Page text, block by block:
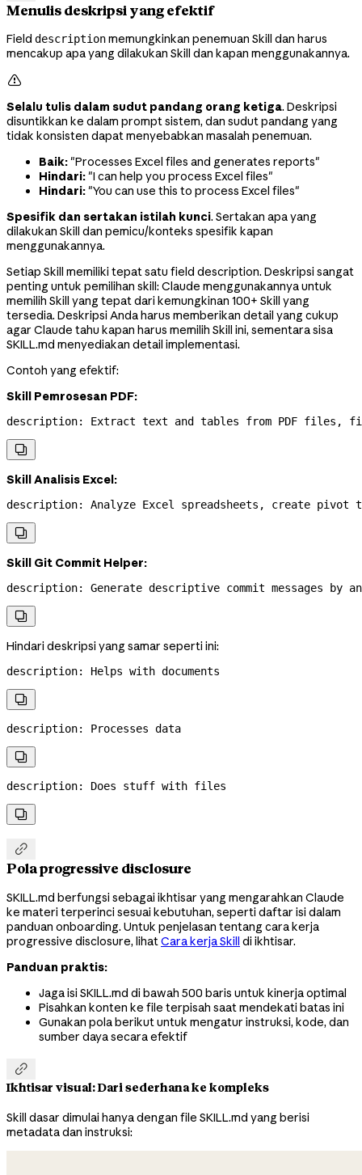
Menulis deskripsi yang efektif
Field descriptionmemungkinkan penemuan Skill dan harus
mencakup apa yang dilakukan Skill dan kapan menggunakannya.

Selalu tulis dalam sudut pandang orang ketiga. Deskripsi
disuntikkan ke dalam prompt sistem, dan sudut pandang yang
tidak konsisten dapat menyebabkan masalah penemuan.
Baik:"Processes Excel files and generates reports"
Hindari:"I can help you process Excel files"
Hindari:"You can use this to process Excel files"
Spesifik dan sertakan istilah kunci. Sertakan apa yang
dilakukan Skill dan pemicu/konteks spesifik kapan
menggunakannya.
Setiap Skill memiliki tepat satu field description. Deskripsi sangat
penting untuk pemilihan skill: Claude menggunakannya untuk
memilih Skill yang tepat dari kemungkinan 100+ Skill yang
tersedia. Deskripsi Anda harus memberikan detail yang cukup
agar Claude tahu kapan harus memilih Skill ini, sementara sisa
SKILL.md menyediakan detail implementasi.
Contoh yang efektif:
Skill Pemrosesan PDF:
description: Extract text and tables from PDF files, fill

Skill Analisis Excel:
description: Analyze Excel spreadsheets, create

Skill Git Commit Helper:
description: Generate descriptive commit messages

Hindari deskripsi yang samar seperti ini:
description: Helps with documents

description: Processes data

description: Does stuff with files


Pola progressive disclosure
SKILL.md berfungsi sebagai ikhtisar yang mengarahkan Claude
ke materi terperinci sesuai kebutuhan, seperti daftar isi dalam
panduan onboarding. Untuk penjelasan tentang cara kerja
progressive disclosure, lihatCara kerja Skill di ikhtisar.
Panduan praktis:
Jaga isi SKILL.md di bawah 500 baris untuk kinerja optimal
Pisahkan konten ke file terpisah saat mendekati batas ini
Gunakan pola berikut untuk mengatur instruksi, kode, dan
sumber daya secara efektif

Ikhtisar visual: Dari sederhana ke kompleks
Skill dasar dimulai hanya dengan file SKILL.md yang berisi
metadata dan instruksi: